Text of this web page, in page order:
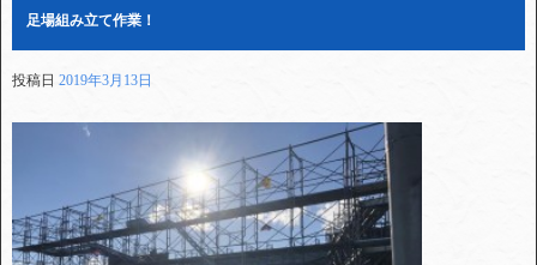
足場組み立て作業！
投稿日 2019年3月13日